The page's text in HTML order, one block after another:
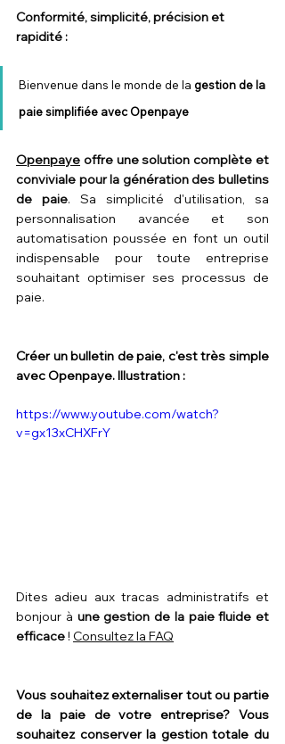
Conformité, simplicité, précision et
rapidité :
Bienvenue dans le monde de la gestion de la
paie simplifiée avec Openpaye
Openpaye offre une solution complète et
conviviale pour la génération des bulletins
de paie. Sa simplicité d'utilisation, sa
personnalisation avancée et son
automatisation poussée en font un outil
indispensable pour toute entreprise
souhaitant optimiser ses processus de
paie.
Créer un bulletin de paie, c'est très simple
avec Openpaye. Illustration :
https://www.youtube.com/watch?
v=gx13xCHXFrY
Dites adieu aux tracas administratifs et
bonjour à une gestion de la paie fluide et
efficace ! Consultez la FAQ
Vous souhaitez externaliser tout ou partie
de la paie de votre entreprise? Vous
souhaitez conserver la gestion totale du